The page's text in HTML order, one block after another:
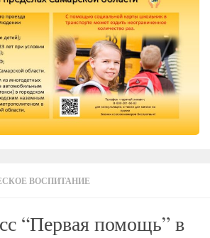
ВОСПИТАНИЕ
“Первая помощь” в